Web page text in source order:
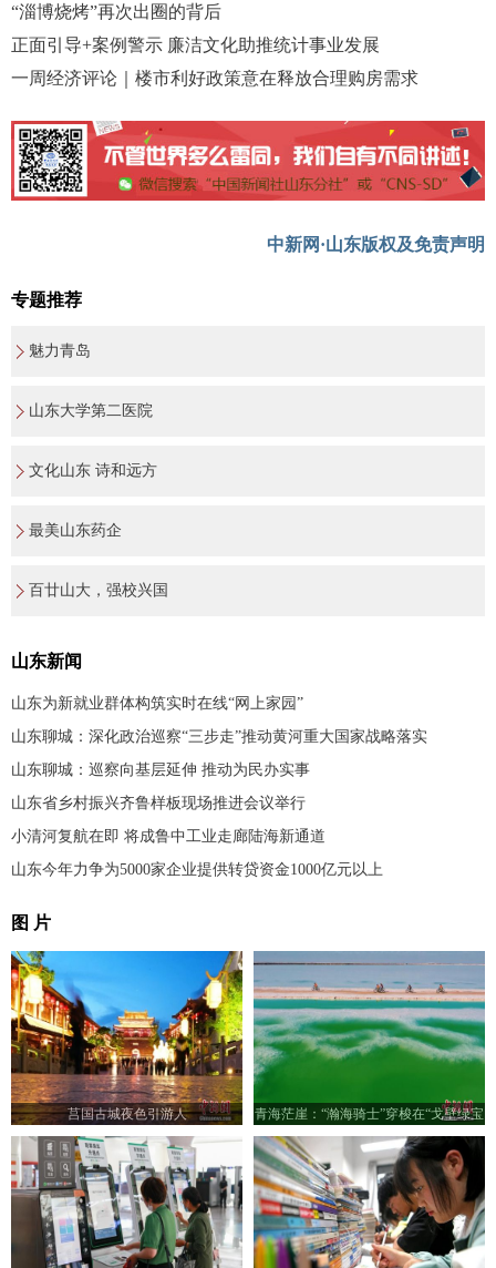
“淄博烧烤”再次出圈的背后
正面引导+案例警示 廉洁文化助推统计事业发展
一周经济评论｜楼市利好政策意在释放合理购房需求
中新网·山东版权及免责声明
专题推荐
魅力青岛
山东大学第二医院
文化山东 诗和远方
最美山东药企
百廿山大，强校兴国
山东新闻
山东为新就业群体构筑实时在线“网上家园”
山东聊城：深化政治巡察“三步走”推动黄河重大国家战略落实
山东聊城：巡察向基层延伸 推动为民办实事
山东省乡村振兴齐鲁样板现场推进会议举行
小清河复航在即 将成鲁中工业走廊陆海新通道
山东今年力争为5000家企业提供转贷资金1000亿元以上
图 片
莒国古城夜色引游人
青海茫崖：“瀚海骑士”穿梭在“戈壁绿宝
石”翡翠湖